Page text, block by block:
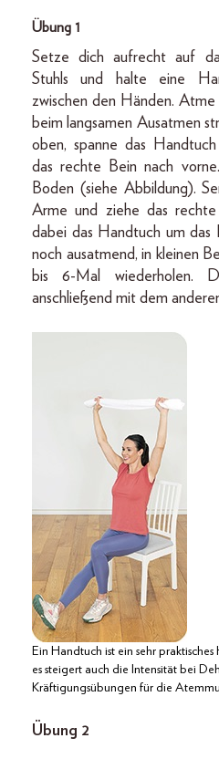
Übung 1
Setze dich aufrecht auf
Stuhls und halte eine
zwischen den Händen.
beim langsamen Ausatmen
oben, spanne das
das rechte Bein nach
Boden (siehe Abbildung).
Arme und ziehe das
dabei das Handtuch um das
noch ausatmend, in kleinen
bis 6-Mal wiederholen.
anschließend mit dem
Ein Handtuch ist ein sehr
es steigert auch die Intensität bei
Kräftigungsübungen für die
Übung 2